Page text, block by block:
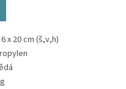
x 20 cm (š,v,h)